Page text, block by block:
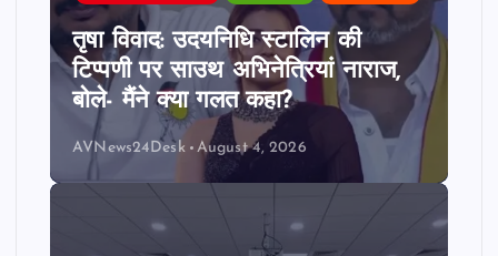
तृषा विवाद: उदयनिधि स्टालिन की
टिप्पणी पर साउथ अभिनेत्रियां नाराज,
बोले- मैंने क्या गलत कहा?
AVNews24Desk August 4, 2026